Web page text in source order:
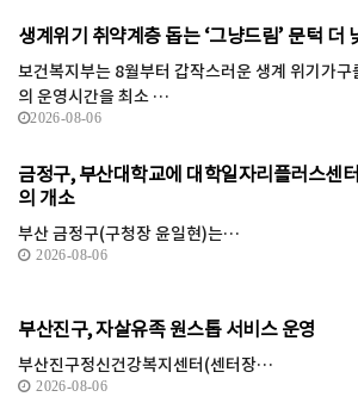
생계위기 취약계층 돕는 ‘그냥드림’ 문턱 더
보건복지부는 8월부터 갑작스러운 생계 위기가구
의 운영시간을 최소 …
2026-08-06
금정구, 부산대학교에 대학일자리플러스센터
의 개소
부산 금정구(구청장 윤일현)는…
2026-08-06
부산진구, 자살유족 원스톱 서비스 운영
부산진구정신건강복지센터(센터장…
2026-08-06